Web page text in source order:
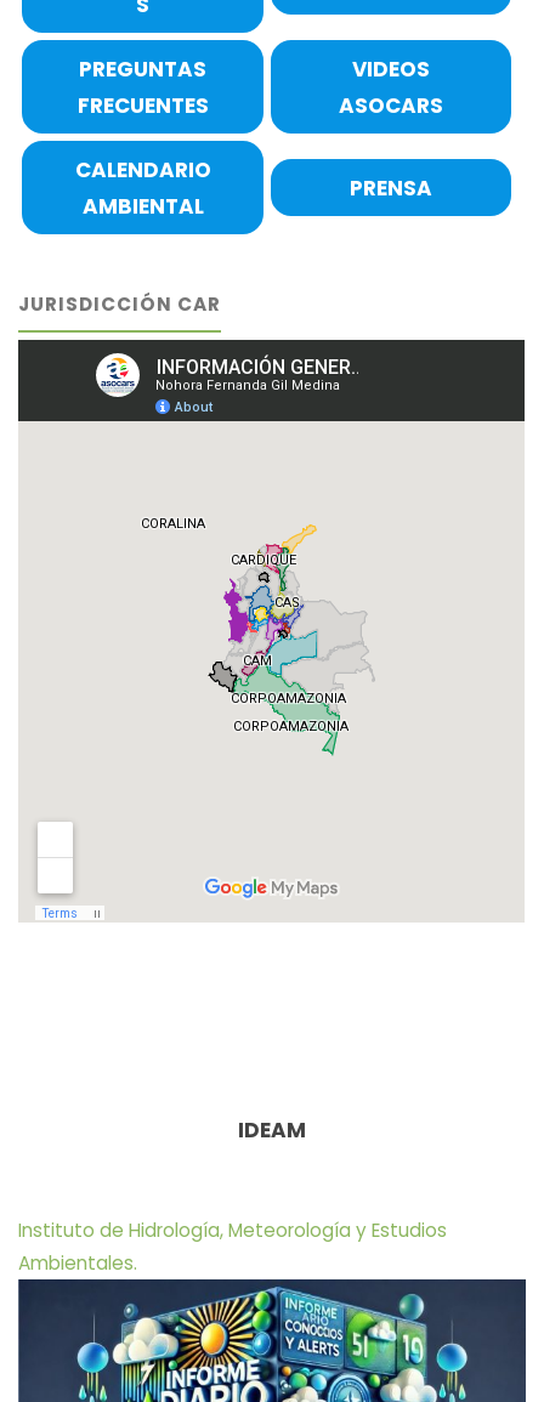
PREGUNTAS
FRECUENTES
VIDEOS
ASOCARS
CALENDARIO
AMBIENTAL
PRENSA
JURISDICCIÓN CAR
IDEAM
Instituto de Hidrología, Meteorología y Estudios
Ambientales.